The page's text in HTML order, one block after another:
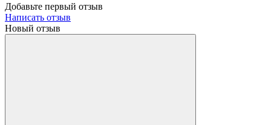
Добавьте первый отзыв
Написать отзыв
Новый отзыв